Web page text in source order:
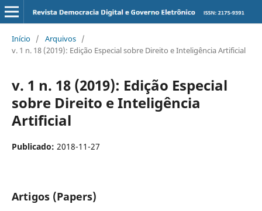
Início / Arquivos /
v. 1 n. 18 (2019): Edição Especial sobre Direito e Inteligência Artificial
v. 1 n. 18 (2019): Edição Especial
sobre Direito e Inteligência
Artificial
Publicado: 2018-11-27
Artigos (Papers)